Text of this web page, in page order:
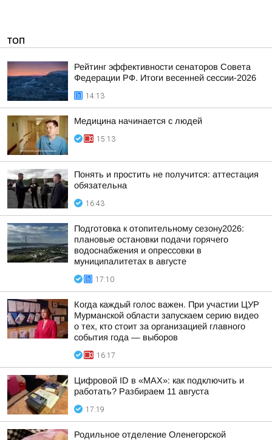
ТОП
Рейтинг эффективности сенаторов Совета
Федерации РФ. Итоги весенней сессии-2026
14:13
Медицина начинается с людей
15:13
Понять и простить не получится: аттестация
обязательна
16:43
Подготовка к отопительному сезону2026:
плановые остановки подачи горячего
водоснабжения и опрессовки в
муниципалитетах в августе
17:10
Когда каждый голос важен. При участии ЦУР
Мурманской области запускаем серию видео
о тех, кто стоит за организацией главного
события года — выборов
16:17
Цифровой ID в «MAX»: как подключить и
работать? Разбираем 11 августа
17:19
Родильное отделение Оленегорской